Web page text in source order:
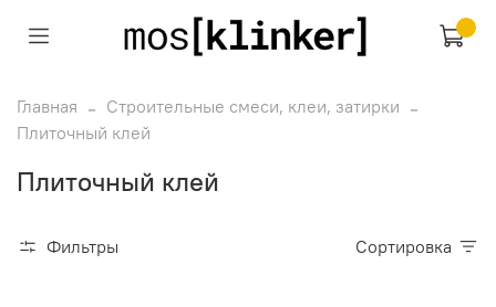
Главная
Строительные смеси, клеи, затирки
Плиточный клей
Плиточный клей
Фильтры Сортировка